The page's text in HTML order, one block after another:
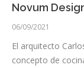
Novum
06/09/2021
El arquitecto
concepto de